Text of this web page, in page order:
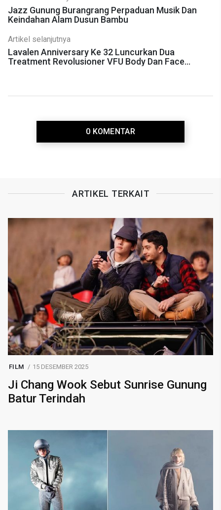
Jazz Gunung Burangrang Perpaduan Musik Dan
Keindahan Alam Dusun Bambu
Artikel selanjutnya
Lavalen Anniversary Ke 32 Luncurkan Dua
Treatment Revolusioner VFU Body Dan Face
0 KOMENTAR
ARTIKEL TERKAIT
FILM 15 DESEMBER 2025
Ji Chang Wook Sebut Sunrise Gunung
Batur Terindah